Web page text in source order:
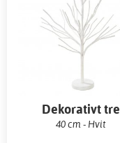
Dekorativt tre
40 cm - Hvit